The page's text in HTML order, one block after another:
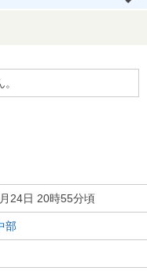
24日 20時55分頃
部